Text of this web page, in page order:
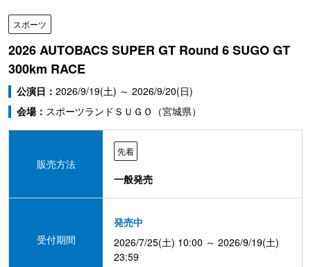
スポーツ
2026 AUTOBACS SUPER GT Round 6 SUGO GT
300km RACE
公演日： 2026/9/19(土) ～ 2026/9/20(日)
会場： スポーツランドＳＵＧＯ（宮城県）
販売方法
先着
一般発売
受付期間
発売中
2026/7/25(土) 10:00 ～ 2026/9/19(土)
23:59